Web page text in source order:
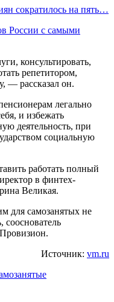
сократилось на пять…
России с самыми
консультировать,
репетитором,
— рассказал он.
легально
и избежать
деятельность, при
социальную
работать полный
в финтех-
Великая.
для самозанятых не
сооснователь
Источник: vm.ru